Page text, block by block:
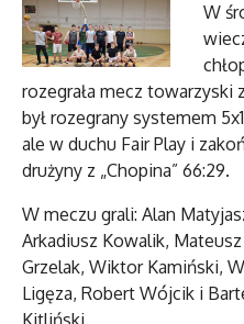
W
rozegrała mecz towarzyski
był rozegrany systemem
ale w duchu Fair Play i
drużyny z „Chopina” 66:29.
W meczu grali: Alan
Arkadiusz Kowalik,
Grzelak, Wiktor Kamiński,
Ligęza, Robert Wójcik i